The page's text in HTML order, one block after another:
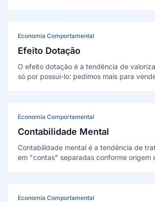
Economia Comportamental
Efeito Dotação
O efeito dotação é a tendência de
só por possuí-lo: pedimos mais para
Economia Comportamental
Contabilidade Mental
Contabilidade mental é a tendência de
em "contas" separadas conforme origem
Economia Comportamental